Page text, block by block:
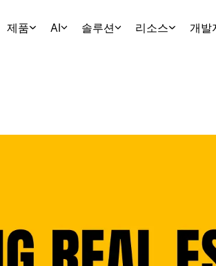
제품 AI 솔루션 리소스 개발